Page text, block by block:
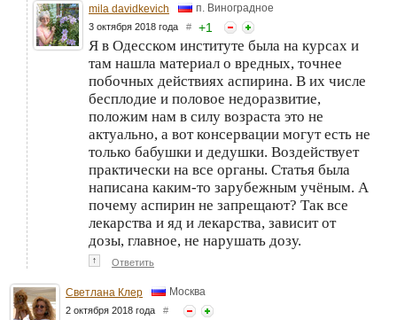
mila davidkevich п. Виноградное
3 октября 2018 года # +1
Я в Одесском институте была на курсах и
там нашла материал о вредных, точнее
побочных действиях аспирина. В их числе
бесплодие и половое недоразвитие,
положим нам в силу возраста это не
актуально, а вот консервации могут есть не
только бабушки и дедушки. Воздействует
практически на все органы. Статья была
написана каким-то зарубежным учёным. А
почему аспирин не запрещают? Так все
лекарства и яд и лекарства, зависит от
дозы, главное, не нарушать дозу.
↑ Ответить
Светлана Клер Москва
2 октября 2018 года #